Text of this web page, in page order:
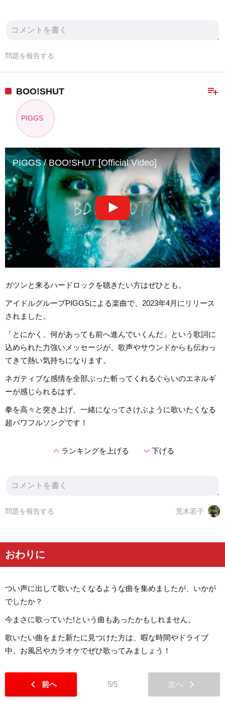
問題を報告する
playlist_add
BOO!SHUT
PIGGS
PIGGS / BOO!SHUT [Official Video]
ガツンと来るハードロックを聴きたい方はぜひとも。
アイドルグループPIGGSによる楽曲で、2023年4月にリリース
されました。
「とにかく、何があっても前へ進んでいくんだ」という歌詞に
込められた力強いメッセージが、歌声やサウンドからも伝わっ
てきて熱い気持ちになります。
ネガティブな感情を全部ぶった斬ってくれるぐらいのエネルギ
ーが感じられるはず。
拳を高々と突き上げ、一緒になってさけぶように歌いたくなる
超パワフルソングです！
expand_lessランキングを上げる expand_more下げる
荒木若干
問題を報告する
おわりに
つい声に出して歌いたくなるような曲を集めましたが、いかが
でしたか？
今まさに歌っていた!という曲もあったかもしれません。
歌いたい曲をまた新たに見つけた方は、暇な時間やドライブ
中、お風呂やカラオケでぜひ歌ってみましょう！
chevron_left 前へ 5/5 次へ chevron_right